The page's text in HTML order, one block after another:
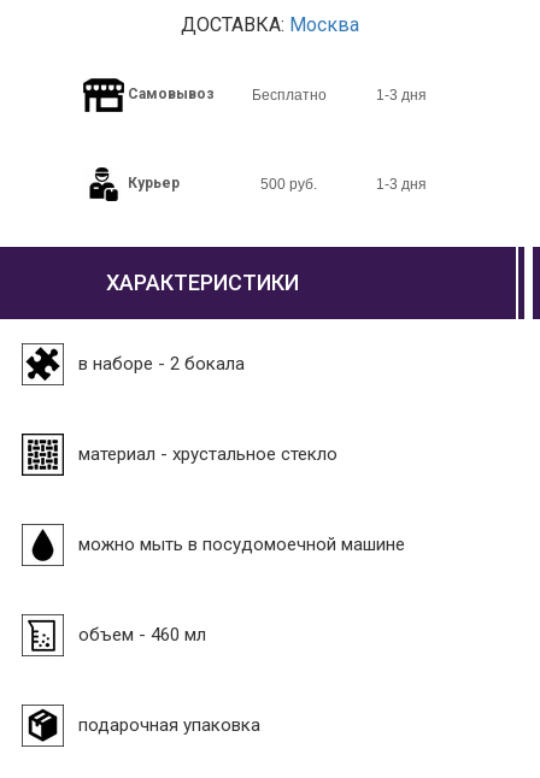
ДОСТАВКА: Москва
Самовывоз Бесплатно 1-3 дня
Курьер 500 руб. 1-3 дня
ХАРАКТЕРИСТИКИ
в наборе - 2 бокала
материал - хрустальное стекло
можно мыть в посудомоечной машине
объем - 460 мл
подарочная упаковка